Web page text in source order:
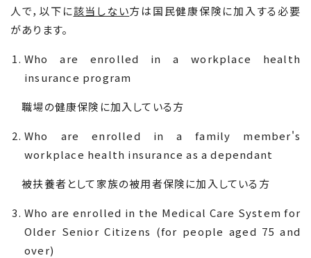
人で，以下に該当しない方は国民健康保険に加入する必要
があります。
Who are enrolled in a workplace health
insurance program
職場の健康保険に加入している方
Who are enrolled in a family member's
workplace health insurance as a dependant
被扶養者として家族の被用者保険に加入している方
Who are enrolled in the Medical Care System for
Older Senior Citizens (for people aged 75 and
over)